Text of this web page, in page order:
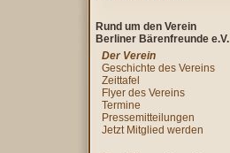
Rund um den Verein
Berliner Bärenfreunde e.V.
Der Verein
Geschichte des Vereins
Zeittafel
Flyer des Vereins
Termine
Pressemitteilungen
Jetzt Mitglied werden